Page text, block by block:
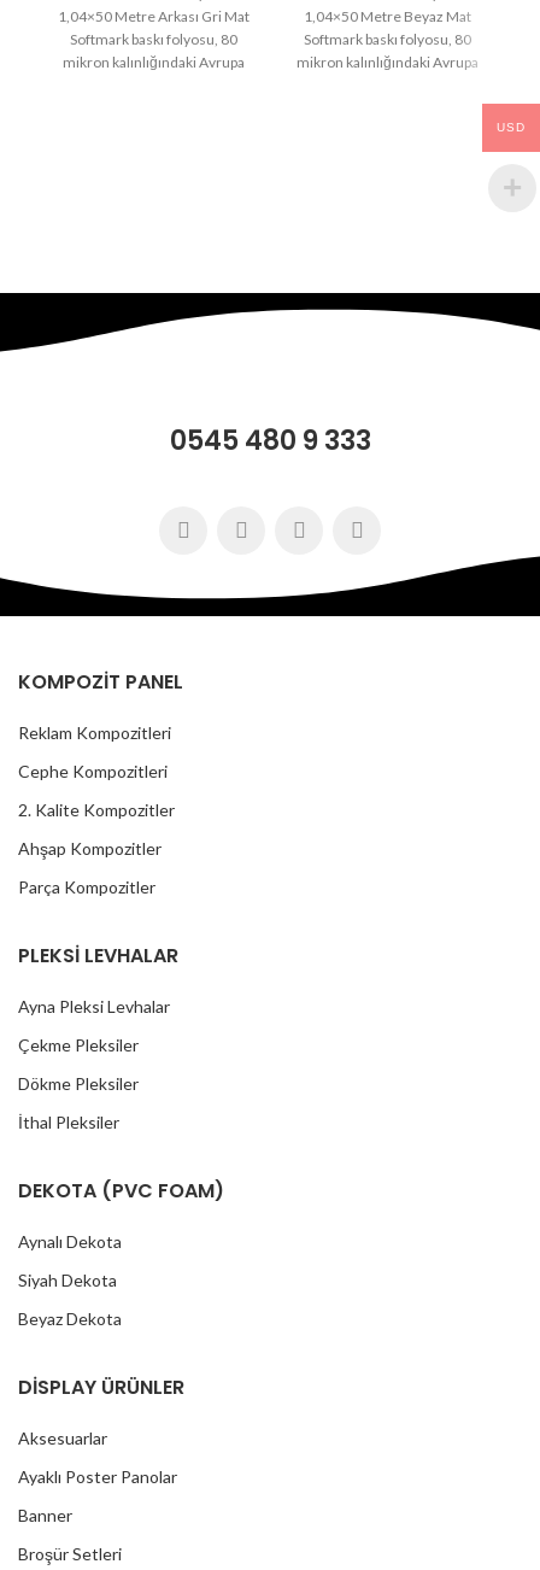
1,04×50 Metre Arkası Gri Mat
Softmark baskı folyosu, 80
mikron kalınlığındaki Avrupa
1,04×50 Metre Beyaz Mat
Softmark baskı folyosu, 80
mikron kalınlığındaki Avrupa
0545 480 9 333
KOMPOZİT PANEL
Reklam Kompozitleri
Cephe Kompozitleri
2. Kalite Kompozitler
Ahşap Kompozitler
Parça Kompozitler
PLEKSİ LEVHALAR
Ayna Pleksi Levhalar
Çekme Pleksiler
Dökme Pleksiler
İthal Pleksiler
DEKOTA (PVC FOAM)
Aynalı Dekota
Siyah Dekota
Beyaz Dekota
DİSPLAY ÜRÜNLER
Aksesuarlar
Ayaklı Poster Panolar
Banner
Broşür Setleri
USD